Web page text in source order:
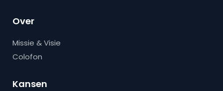
Over
Missie & Visie
Colofon
Kansen